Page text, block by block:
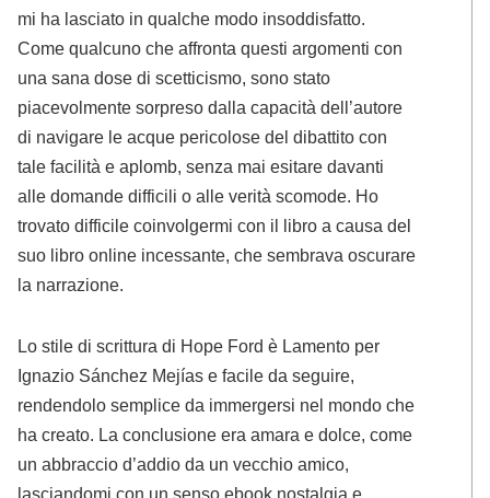
mi ha lasciato in qualche modo insoddisfatto.
Come qualcuno che affronta questi argomenti con
una sana dose di scetticismo, sono stato
piacevolmente sorpreso dalla capacità dell’autore
di navigare le acque pericolose del dibattito con
tale facilità e aplomb, senza mai esitare davanti
alle domande difficili o alle verità scomode. Ho
trovato difficile coinvolgermi con il libro a causa del
suo libro online incessante, che sembrava oscurare
la narrazione.
Lo stile di scrittura di Hope Ford è Lamento per
Ignazio Sánchez Mejías e facile da seguire,
rendendolo semplice da immergersi nel mondo che
ha creato. La conclusione era amara e dolce, come
un abbraccio d’addio da un vecchio amico,
lasciandomi con un senso ebook nostalgia e